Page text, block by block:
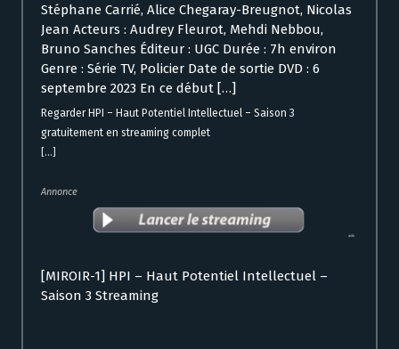
Stéphane Carrié, Alice Chegaray-Breugnot, Nicolas
Jean Acteurs : Audrey Fleurot, Mehdi Nebbou,
Bruno Sanches Éditeur : UGC Durée : 7h environ
Genre : Série TV, Policier Date de sortie DVD : 6
septembre 2023 En ce début […]
Regarder HPI – Haut Potentiel Intellectuel – Saison 3
gratuitement en streaming complet
[...]
Annonce
[MIROIR-1] HPI – Haut Potentiel Intellectuel –
Saison 3 Streaming